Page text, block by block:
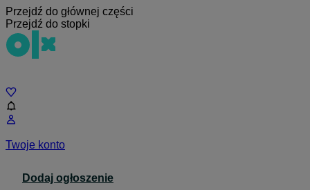
Przejdź do głównej części
Przejdź do stopki
Twoje konto
Dodaj ogłoszenie